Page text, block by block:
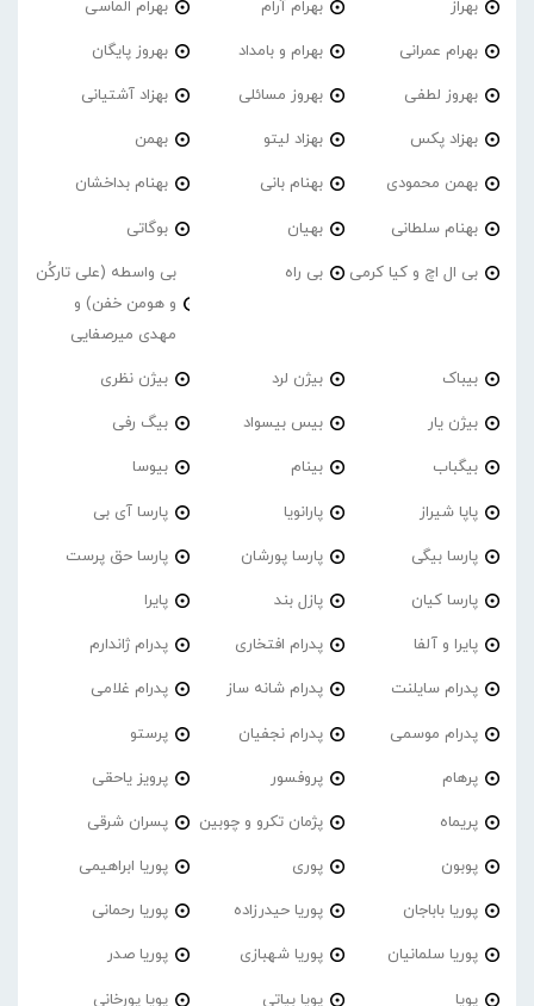
بهراز بهرام آرام بهرام الماسی
بهرام عمرانی بهرام و بامداد بهروز پایگان
بهروز لطفی بهروز مسائلی بهزاد آشتیانی
بهزاد پکس بهزاد لیتو بهمن
بهمن محمودی بهنام بانی بهنام بداخشان
بهنام سلطانی بهیان بوگاتی
بی ال اچ و کیا کرمی بی راه
بی واسطه (علی تارکُن
و هومن خفن) و
مهدی میرصفایی
بیباک بیژن لرد بیژن نظری
بیژن یار بیس بیسواد بیگ رفی
بیگباب بینام بیوسا
پاپا شیراز پارانویا پارسا آی بی
پارسا بیگی پارسا پورشان پارسا حق پرست
پارسا کیان پازل بند پایرا
پایرا و آلفا پدرام افتخاری پدرام ژاندارم
پدرام‌ سایلنت پدرام شانه ساز پدرام غلامی
پدرام موسمی پدرام نجفیان پرستو
پرهام پروفسور پرویز یاحقی
پریماه پژمان تکرو و چوبین پسران شرقی
پوبون پوری پوریا ابراهیمی
پوریا باباجان پوریا حیدرزاده پوریا رحمانی
پوریا سلمانیان پوریا شهبازی پوریا صدر
پویا پویا بیاتی پویا پورخانی